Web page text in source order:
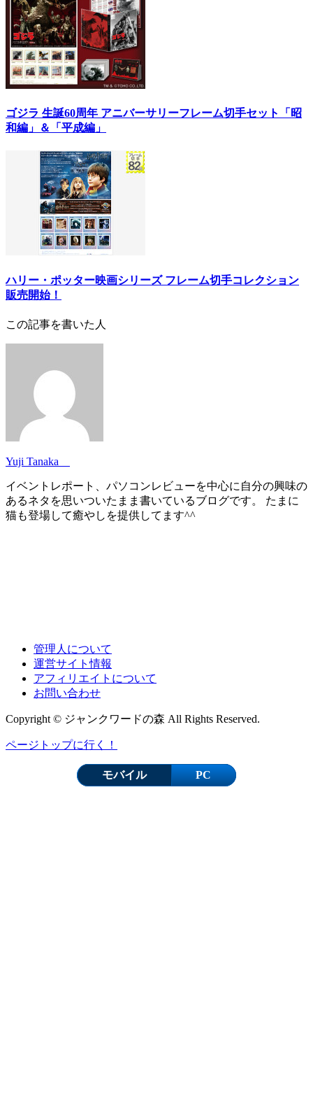
ゴジラ 生誕60周年 アニバーサリーフレーム切手セット「昭
和編」＆「平成編」
ハリー・ポッター映画シリーズ フレーム切手コレクション
販売開始！
この記事を書いた人
Yuji Tanaka
イベントレポート、パソコンレビューを中心に自分の興味の
あるネタを思いついたまま書いているブログです。 たまに
猫も登場して癒やしを提供してます^^
管理人について
運営サイト情報
アフィリエイトについて
お問い合わせ
Copyright © ジャンクワードの森 All Rights Reserved.
ページトップに行く！
モバイル PC